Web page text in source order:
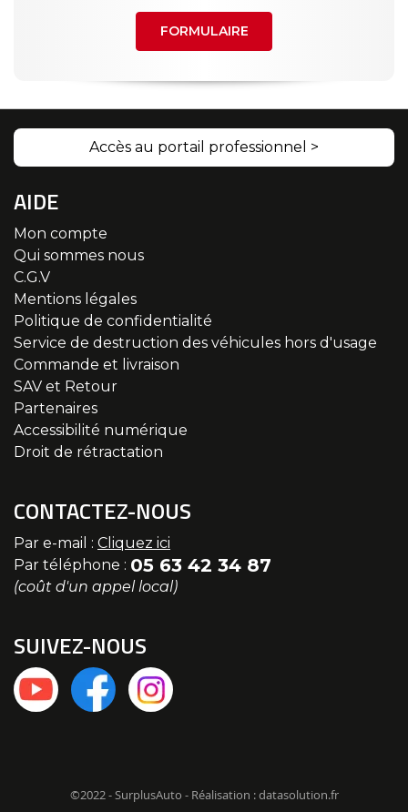
FORMULAIRE
Accès au portail professionnel >
AIDE
Mon compte
Qui sommes nous
C.G.V
Mentions légales
Politique de confidentialité
Service de destruction des véhicules hors d'usage
Commande et livraison
SAV et Retour
Partenaires
Accessibilité numérique
Droit de rétractation
CONTACTEZ-NOUS
Par e-mail : Cliquez ici
Par téléphone : 05 63 42 34 87
(coût d'un appel local)
SUIVEZ-NOUS
©2022 - SurplusAuto - Réalisation : datasolution.fr